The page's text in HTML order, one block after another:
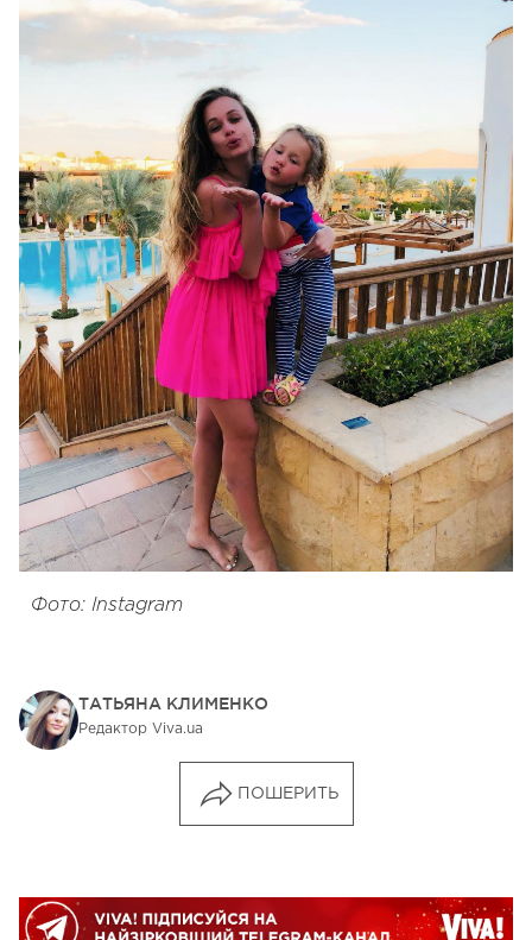
Фото: Instagram
ТАТЬЯНА КЛИМЕНКО
Редактор Viva.ua
ПОШЕРИТЬ